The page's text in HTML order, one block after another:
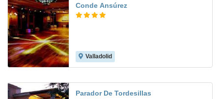
Conde Ansúrez
Valladolid
Parador De Tordesillas